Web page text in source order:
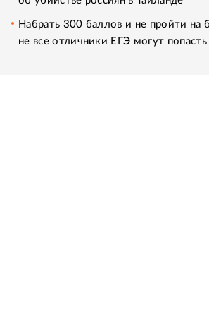
Набрать 300 баллов и не пройти
не все отличники ЕГЭ могут попасть